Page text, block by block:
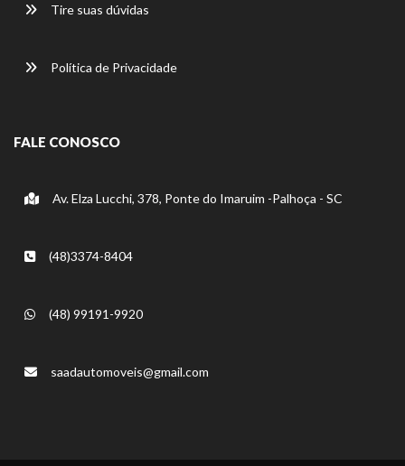
Tire suas dúvidas
Política de Privacidade
FALE CONOSCO
Av. Elza Lucchi, 378, Ponte do Imaruim -Palhoça - SC
(48)3374-8404
(48) 99191-9920
saadautomoveis@gmail.com